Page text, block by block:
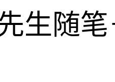
随笔